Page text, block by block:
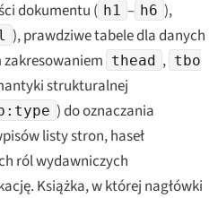
dokumentu ( h1 – h6 ),
), prawdziwe tabele dla danych
thead , tbo
strukturalnej
) do oznaczania
listy stron, haseł
ról wydawniczych
Książka, w której nagłówki